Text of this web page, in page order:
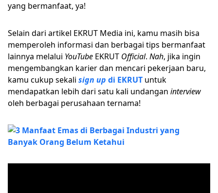
yang bermanfaat, ya!
Selain dari artikel EKRUT Media ini, kamu masih bisa
memperoleh informasi dan berbagai tips bermanfaat
lainnya melalui YouTube EKRUT Official. Nah, jika ingin
mengembangkan karier dan mencari pekerjaan baru,
kamu cukup sekali sign up di EKRUT untuk
mendapatkan lebih dari satu kali undangan interview
oleh berbagai perusahaan ternama!